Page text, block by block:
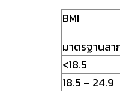
BMI
มาตรฐานสา
<18.5
18.5 – 24.9